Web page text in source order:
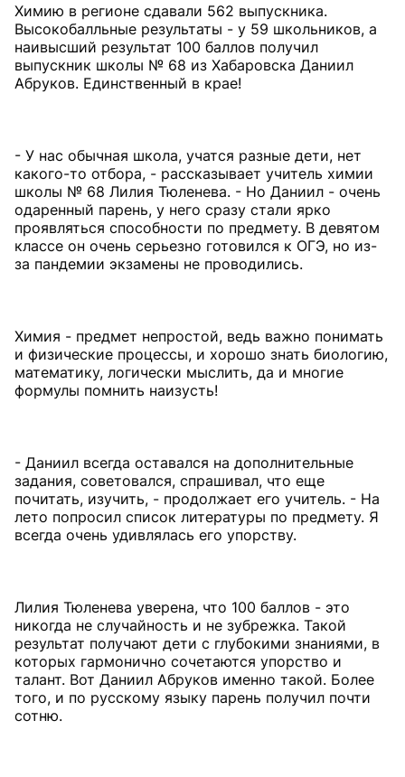
Химию в регионе сдавали 562 выпускника.
Высокобалльные результаты - у 59 школьников, а
наивысший результат 100 баллов получил
выпускник школы № 68 из Хабаровска Даниил
Абруков. Единственный в крае!
- У нас обычная школа, учатся разные дети, нет
какого-то отбора, - рассказывает учитель химии
школы № 68 Лилия Тюленева. - Но Даниил - очень
одаренный парень, у него сразу стали ярко
проявляться способности по предмету. В девятом
классе он очень серьезно готовился к ОГЭ, но из-
за пандемии экзамены не проводились.
Химия - предмет непростой, ведь важно понимать
и физические процессы, и хорошо знать биологию,
математику, логически мыслить, да и многие
формулы помнить наизусть!
- Даниил всегда оставался на дополнительные
задания, советовался, спрашивал, что еще
почитать, изучить, - продолжает его учитель. - На
лето попросил список литературы по предмету. Я
всегда очень удивлялась его упорству.
Лилия Тюленева уверена, что 100 баллов - это
никогда не случайность и не зубрежка. Такой
результат получают дети с глубокими знаниями, в
которых гармонично сочетаются упорство и
талант. Вот Даниил Абруков именно такой. Более
того, и по русскому языку парень получил почти
сотню.